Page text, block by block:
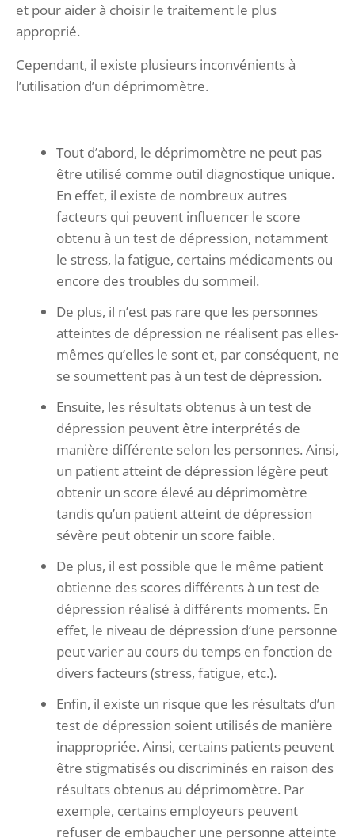
et pour aider à choisir le traitement le plus
approprié.
Cependant, il existe plusieurs inconvénients à
l’utilisation d’un déprimomètre.
Tout d’abord, le déprimomètre ne peut pas
être utilisé comme outil diagnostique unique.
En effet, il existe de nombreux autres
facteurs qui peuvent influencer le score
obtenu à un test de dépression, notamment
le stress, la fatigue, certains médicaments ou
encore des troubles du sommeil.
De plus, il n’est pas rare que les personnes
atteintes de dépression ne réalisent pas elles-
mêmes qu’elles le sont et, par conséquent, ne
se soumettent pas à un test de dépression.
Ensuite, les résultats obtenus à un test de
dépression peuvent être interprétés de
manière différente selon les personnes. Ainsi,
un patient atteint de dépression légère peut
obtenir un score élevé au déprimomètre
tandis qu’un patient atteint de dépression
sévère peut obtenir un score faible.
De plus, il est possible que le même patient
obtienne des scores différents à un test de
dépression réalisé à différents moments. En
effet, le niveau de dépression d’une personne
peut varier au cours du temps en fonction de
divers facteurs (stress, fatigue, etc.).
Enfin, il existe un risque que les résultats d’un
test de dépression soient utilisés de manière
inappropriée. Ainsi, certains patients peuvent
être stigmatisés ou discriminés en raison des
résultats obtenus au déprimomètre. Par
exemple, certains employeurs peuvent
refuser de embaucher une personne atteinte